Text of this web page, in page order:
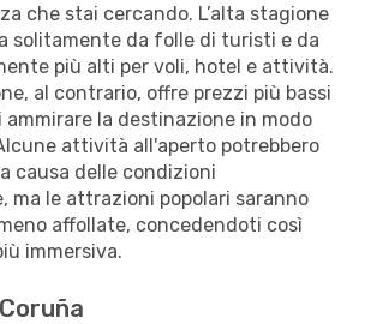
che stai cercando. L’alta stagione
solitamente da folle di turisti e da
più alti per voli, hotel e attività.
al contrario, offre prezzi più bassi
la destinazione in modo
attività all'aperto potrebbero
causa delle condizioni
ma le attrazioni popolari saranno
affollate, concedendoti così
immersiva.